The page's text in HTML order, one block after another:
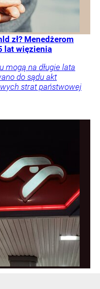
zł? Menedżerom
lat więzienia
mogą na długie lata
do sądu akt
strat państwowej